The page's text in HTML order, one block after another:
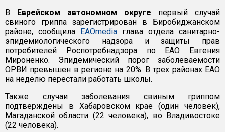
В Еврейском автономном округе первый случай
свиного гриппа зарегистрирован в Биробиджанском
районе, сообщила EAOmedia глава отдела санитарно-
эпидемиологического надзора и защиты прав
потребителей Роспотребнадзора по ЕАО Евгения
Мироненко. Эпидемический порог заболеваемости
ОРВИ превышен в регионе на 20%. В трех районах ЕАО
на неделю перестали работать школы.
Также случаи заболевания свиным гриппом
подтверждены в Хабаровском крае (один человек),
Магаданской области (22 человека), во Владивостоке
(22 человека).